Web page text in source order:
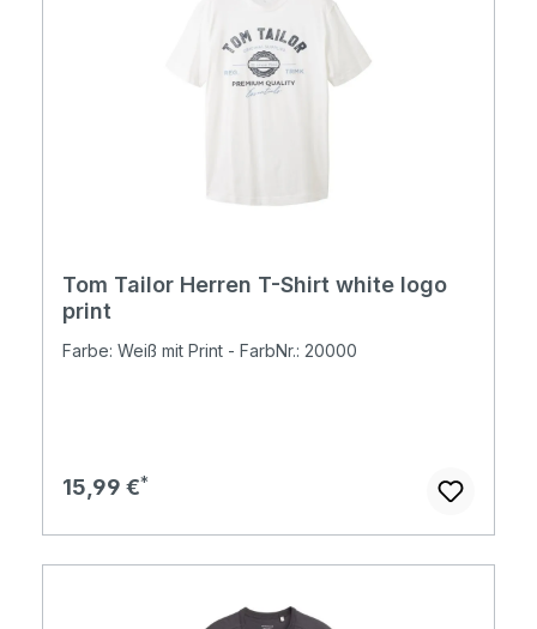
Tom Tailor Herren T-Shirt white logo
print
Farbe: Weiß mit Print - FarbNr.: 20000
Regulärer Preis:
15,99 €